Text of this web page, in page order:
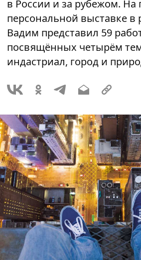
в России и за рубежом. На
персональной выставке в
Вадим представил 59
посвящённых четырём
индастриал, город и